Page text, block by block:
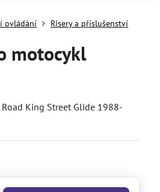
ovládání Risery a příslušenství
motocykl
King Street Glide 1988-